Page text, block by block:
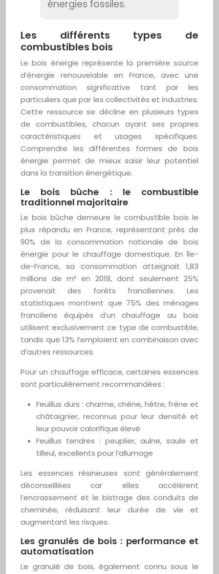
énergies fossiles.
Les différents types de
combustibles bois
Le bois énergie représente la première source
d’énergie renouvelable en France, avec une
consommation significative tant par les
particuliers que par les collectivités et industries.
Cette ressource se décline en plusieurs types
de combustibles, chacun ayant ses propres
caractéristiques et usages spécifiques.
Comprendre les différentes formes de bois
énergie permet de mieux saisir leur potentiel
dans la transition énergétique.
Le bois bûche : le combustible
traditionnel majoritaire
Le bois bûche demeure le combustible bois le
plus répandu en France, représentant près de
90% de la consommation nationale de bois
énergie pour le chauffage domestique. En Île-
de-France, sa consommation atteignait 1,83
millions de m³ en 2018, dont seulement 25%
provenait des forêts franciliennes. Les
statistiques montrent que 75% des ménages
franciliens équipés d’un chauffage au bois
utilisent exclusivement ce type de combustible,
tandis que 13% l’emploient en combinaison avec
d’autres ressources.
Pour un chauffage efficace, certaines essences
sont particulièrement recommandées :
Feuillus durs : charme, chêne, hêtre, frêne et
châtaignier, reconnus pour leur densité et
leur pouvoir calorifique élevé
Feuillus tendres : peuplier, aulne, saule et
tilleul, excellents pour l’allumage
Les essences résineuses sont généralement
déconseillées car elles accélèrent
l’encrassement et le bistrage des conduits de
cheminée, réduisant leur durée de vie et
augmentant les risques.
Les granulés de bois : performance et
automatisation
Le granulé de bois, également connu sous le